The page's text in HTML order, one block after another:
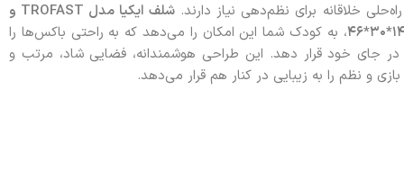
خلاقانه برای نظم‌دهی نیاز دارند. شلف ایکیا مدل TROFAST و
، به کودک شما این امکان را می‌دهد که به‌ راحتی باکس‌ها را
در جای خود قرار دهد. این طراحی هوشمندانه، فضایی شاد، مرتب و
و نظم را به زیبایی در کنار هم قرار می‌دهد.